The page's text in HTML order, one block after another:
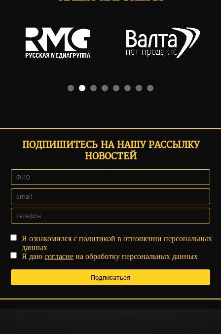
ПОДПИШИТЕСЬ НА НАШУ РАССЫЛКУ
НОВОСТЕЙ
Я ознакомился сполитикой в отношении персональных
данных
Я даюсогласие на обработку персональных данных